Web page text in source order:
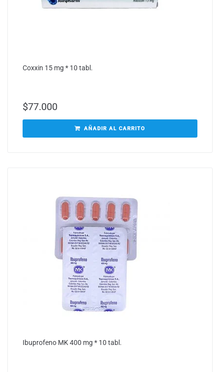
Coxxin 15 mg * 10 tabl.
$77.000
AÑADIR AL CARRITO
Ibuprofeno MK 400 mg * 10 tabl.